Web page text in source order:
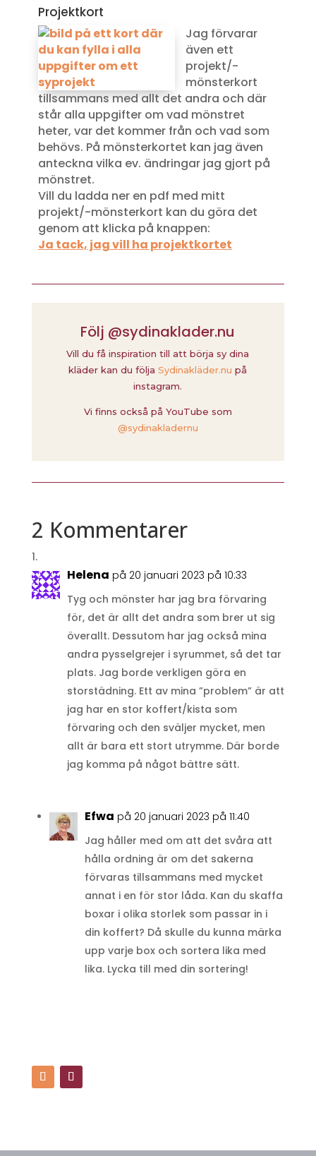
Projektkort
Jag förvarar
även ett
projekt/-
mönsterkort
tillsammans med allt det andra och där
står alla uppgifter om vad mönstret
heter, var det kommer från och vad som
behövs. På mönsterkortet kan jag även
anteckna vilka ev. ändringar jag gjort på
mönstret.
Vill du ladda ner en pdf med mitt
projekt/-mönsterkort kan du göra det
genom att klicka på knappen:
Ja tack, jag vill ha projektkortet
Följ @sydinaklader.nu
Vill du få inspiration till att börja sy dina
kläder kan du följaSydinakläder.nu på
instagram.
Vi finns också på YouTube som
@sydinakladernu
2 Kommentarer
Helena på 20 januari 2023 på 10:33
Tyg och mönster har jag bra förvaring
för, det är allt det andra som brer ut sig
överallt. Dessutom har jag också mina
andra pysselgrejer i syrummet, så det tar
plats. Jag borde verkligen göra en
storstädning. Ett av mina ”problem” är att
jag har en stor koffert/kista som
förvaring och den sväljer mycket, men
allt är bara ett stort utrymme. Där borde
jag komma på något bättre sätt.
Efwa på 20 januari 2023 på 11:40
Jag håller med om att det svåra att
hålla ordning är om det sakerna
förvaras tillsammans med mycket
annat i en för stor låda. Kan du skaffa
boxar i olika storlek som passar in i
din koffert? Då skulle du kunna märka
upp varje box och sortera lika med
lika. Lycka till med din sortering!